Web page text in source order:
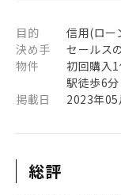
目的
信用(ロー
決め手
セールス
物件
初回購入1
駅徒歩6
掲載日
2023年05
総評